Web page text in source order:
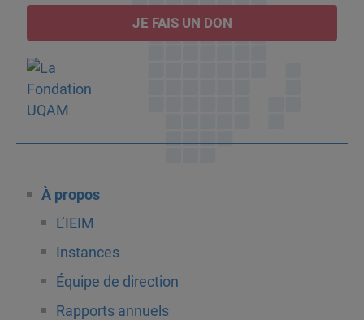
JE FAIS UN DON
À propos
L’IEIM
Instances
Équipe de direction
Rapports annuels